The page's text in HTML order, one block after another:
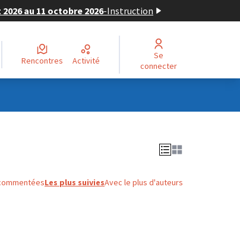
au 11 octobre 2026-Instruction
Rencontres Activité
Se
connecter
Les plus suiviesAvec le plus d'auteurs